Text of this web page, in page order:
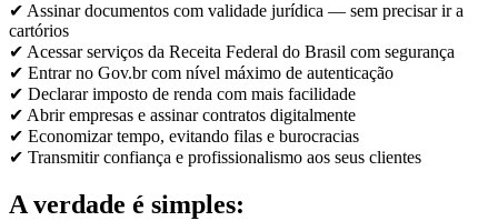
✔ Assinar documentos com validade jurídica — sem precisar ir a
cartórios
✔ Acessar serviços da Receita Federal do Brasil com segurança
✔ Entrar no Gov.br com nível máximo de autenticação
✔ Declarar imposto de renda com mais facilidade
✔ Abrir empresas e assinar contratos digitalmente
✔ Economizar tempo, evitando filas e burocracias
✔ Transmitir confiança e profissionalismo aos seus clientes
A verdade é simples: